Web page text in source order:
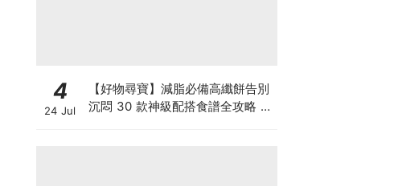
4
24 Jul
【好物尋寶】減脂必備高纖餅告別
沉悶 30 款神級配搭食譜全攻略 日